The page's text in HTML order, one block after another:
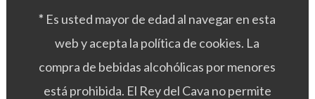
* Es usted mayor de edad al navegar en esta
web y acepta la política de cookies. La
compra de bebidas alcohólicas por menores
está prohibida. El Rey del Cava no permite